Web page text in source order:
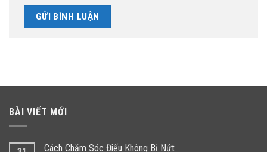
BÀI VIẾT MỚI
Cách Chăm Sóc Điếu Không Bị Nứt